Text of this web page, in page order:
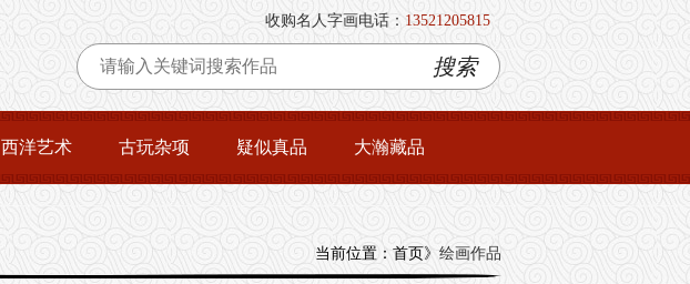
收购名人字画电话： 13521205815
搜索
西洋艺术 古玩杂项 疑似真品 大瀚藏品
当前位置：首页》绘画作品